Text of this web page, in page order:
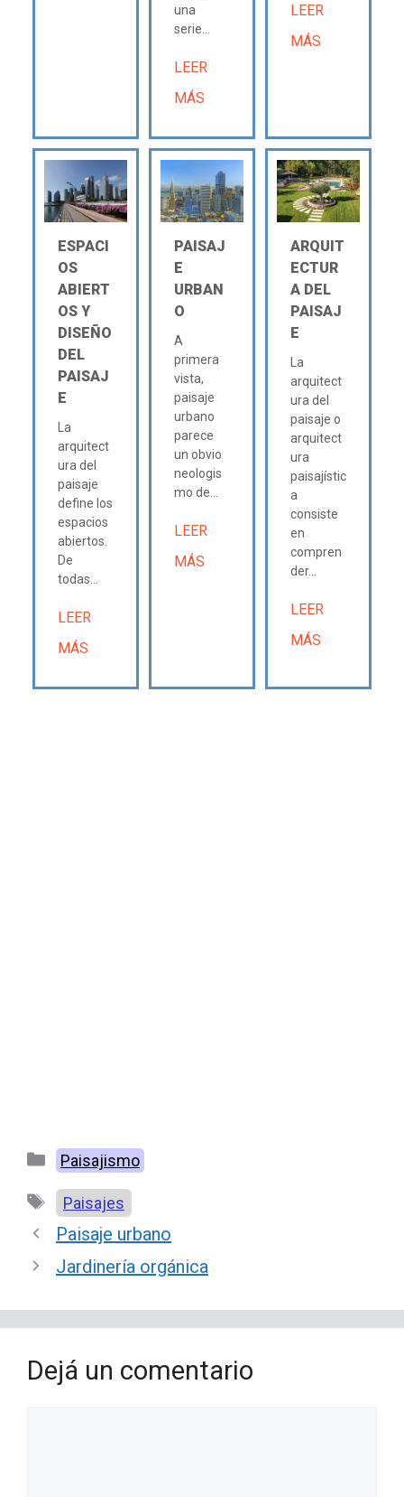
una
serie...
LEER
MÁS
LEER
MÁS
ESPACI
OS
ABIERT
OS Y
DISEÑO
DEL
PAISAJ
E
La
arquitect
ura del
paisaje
define los
espacios
abiertos.
De
todas...
LEER
MÁS
PAISAJ
E
URBAN
O
A
primera
vista,
paisaje
urbano
parece
un obvio
neologis
mo de...
LEER
MÁS
ARQUIT
ECTUR
A DEL
PAISAJ
E
La
arquitect
ura del
paisaje o
arquitect
ura
paisajístic
a
consiste
en
compren
der...
LEER
MÁS
Categorías
Paisajismo
Etiquetas
Paisajes
Paisaje urbano
Jardinería orgánica
Dejá un comentario